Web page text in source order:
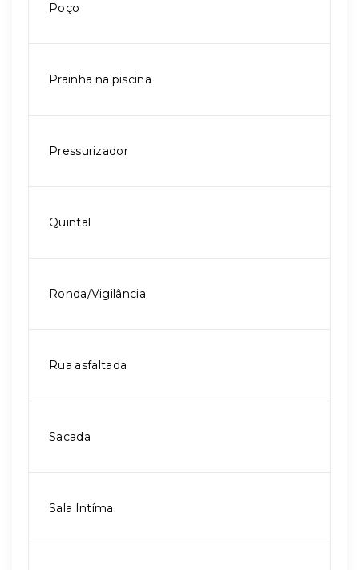
Poço
Prainha na piscina
Pressurizador
Quintal
Ronda/Vigilância
Rua asfaltada
Sacada
Sala Intíma